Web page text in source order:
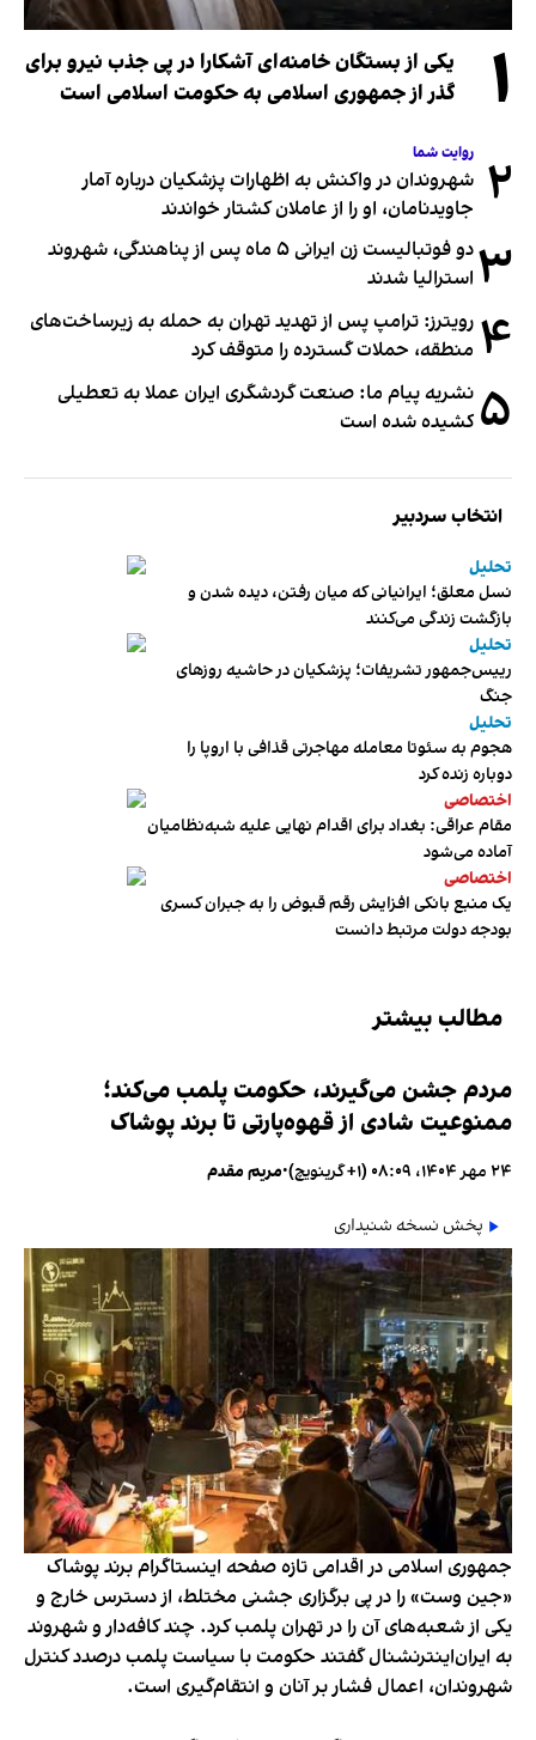
۱
یکی از بستگان خامنه‌ای آشکارا در پی جذب نیرو برای
گذر از جمهوری اسلامی به حکومت اسلامی است
۲ روایت شما
شهروندان در واکنش به اظهارات پزشکیان درباره آمار
جاویدنامان، او را از عاملان کشتار خواندند
۳
دو فوتبالیست زن ایرانی ۵ ماه پس از پناهندگی، شهروند
استرالیا شدند
۴ رویترز: ترامپ پس از تهدید تهران به حمله به زیرساخت‌های
منطقه، حملات گسترده را متوقف کرد
۵ نشریه پیام ما: صنعت گردشگری ایران عملا به تعطیلی
کشیده شده است
انتخاب سردبیر
تحلیل
نسل معلق؛ ایرانیانی که میان رفتن، دیده شدن و
بازگشت زندگی می‌کنند
تحلیل
رییس‌جمهور تشریفات؛ پزشکیان در حاشیه روزهای
جنگ
تحلیل
هجوم به سئوتا معامله مهاجرتی قذافی با اروپا را
دوباره زنده کرد
اختصاصی
مقام عراقی: بغداد برای اقدام نهایی علیه شبه‌نظامیان
آماده می‌شود
اختصاصی
یک منبع بانکی افزایش رقم قبوض را به جبران کسری
بودجه دولت مرتبط دانست
مطالب بیشتر
مردم جشن می‌گیرند، حکومت پلمب می‌کند؛
ممنوعیت شادی از قهوه‌پارتی تا برند پوشاک
۲۴ مهر ۱۴۰۴، ۰۸:۰۹ (‎+۱ گرینویچ) •مریم مقدم
پخش نسخه شنیداری
جمهوری اسلامی در اقدامی تازه صفحه اینستاگرام برند پوشاک
«جین وست» را در پی برگزاری جشنی مختلط، از دسترس خارج و
یکی از شعبه‌های آن را در تهران پلمب کرد. چند کافه‌‌دار و شهروند
به ایران‌اینترنشنال گفتند حکومت با سیاست پلمب درصدد کنترل
شهروندان، اعمال فشار بر آنان و انتقام‌گیری است.